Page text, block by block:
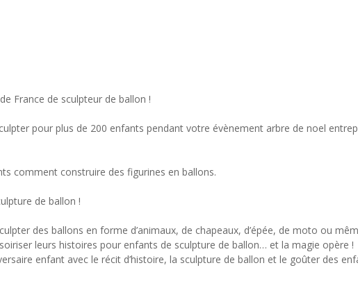
France de sculpteur de ballon !
pour plus de 200 enfants pendant votre évènement arbre de noel
comment construire des figurines en ballons.
de ballon !
des ballons en forme d’animaux, de chapeaux, d’épée, de moto ou
leurs histoires pour enfants de sculpture de ballon… et la magie opère !
enfant avec le récit d’histoire, la sculpture de ballon et le goûter des